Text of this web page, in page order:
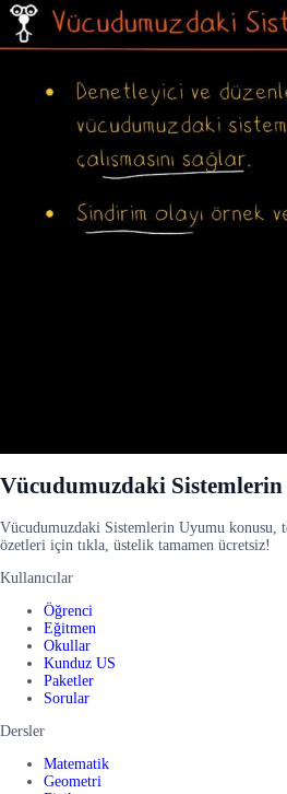
Vücudumuzdaki
Vücudumuzdaki Sistemlerin Uyumu konusu,
özetleri için tıkla, üstelik tamamen ücretsiz!
Kullanıcılar
Öğrenci
Eğitmen
Okullar
Kunduz US
Paketler
Sorular
Dersler
Matematik
Geometri